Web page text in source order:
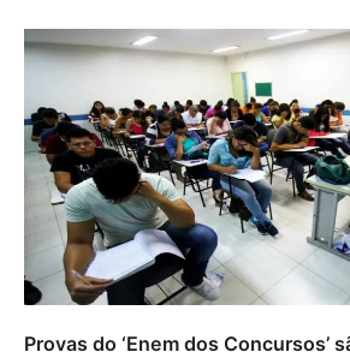
Provas do ‘Enem dos Concursos’